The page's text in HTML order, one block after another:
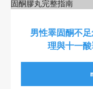
男性睪固酮不
理與十一